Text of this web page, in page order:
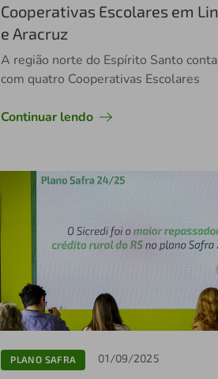
Cooperativas Escolares em
e Aracruz
A região norte do Espírito Santo
com quatro Cooperativas Escolares
Continuar lendo
PLANO SAFRA 01/09/2025